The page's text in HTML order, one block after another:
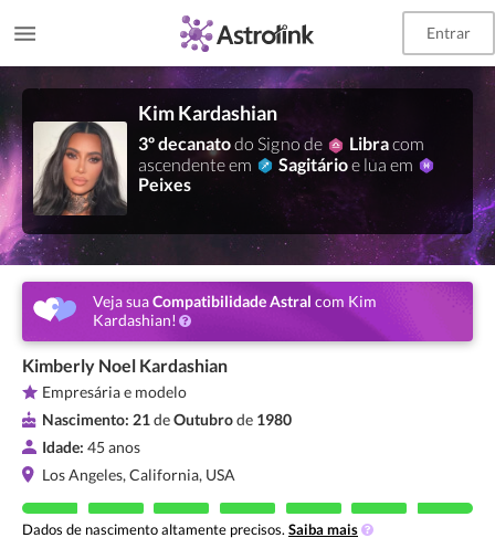
Entrar
Kim Kardashian
3º decanatodo Signo de Libracom
ascendente em
Sagitárioe lua em
Peixes
Veja suaCompatibilidade Astral com Kim
Kardashian!
Kimberly Noel Kardashian
Empresária e modelo
Nascimento: 21deOutubrode 1980
Idade: 45 anos
Los Angeles, California, USA
Dados de nascimento altamente precisos. Saiba mais